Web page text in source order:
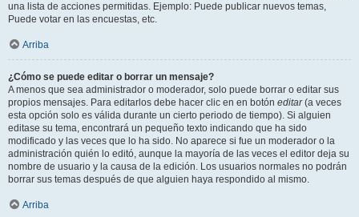
una lista de acciones permitidas. Ejemplo: Puede publicar nuevos temas,
Puede votar en las encuestas, etc.
Arriba
¿Cómo se puede editar o borrar un mensaje?
A menos que sea administrador o moderador, solo puede borrar o editar sus
propios mensajes. Para editarlos debe hacer clic en en botón editar(a veces
esta opción solo es válida durante un cierto periodo de tiempo). Si alguien
editase su tema, encontrará un pequeño texto indicando que ha sido
modificado y las veces que lo ha sido. No aparece si fue un moderador o la
administración quién lo editó, aunque la mayoría de las veces el editor deja su
nombre de usuario y la causa de la edición. Los usuarios normales no podrán
borrar sus temas después de que alguien haya respondido al mismo.
Arriba